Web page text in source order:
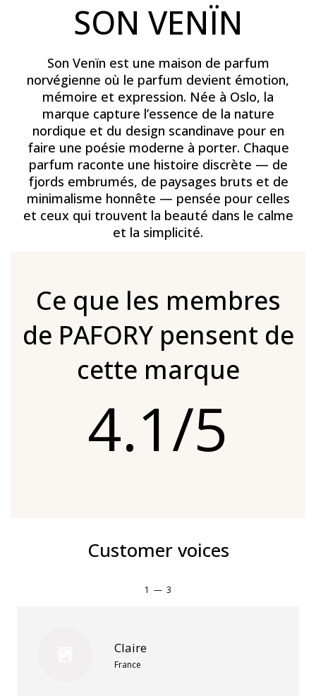
SON VENÏN
Son Venïn est une maison de parfum
norvégienne où le parfum devient émotion,
mémoire et expression. Née à Oslo, la
marque capture l’essence de la nature
nordique et du design scandinave pour en
faire une poésie moderne à porter. Chaque
parfum raconte une histoire discrète — de
fjords embrumés, de paysages bruts et de
minimalisme honnête — pensée pour celles
et ceux qui trouvent la beauté dans le calme
et la simplicité.
Ce que les membres
de PAFORY pensent de
cette marque
4.1/5
Customer voices
1 — 3
Claire
France